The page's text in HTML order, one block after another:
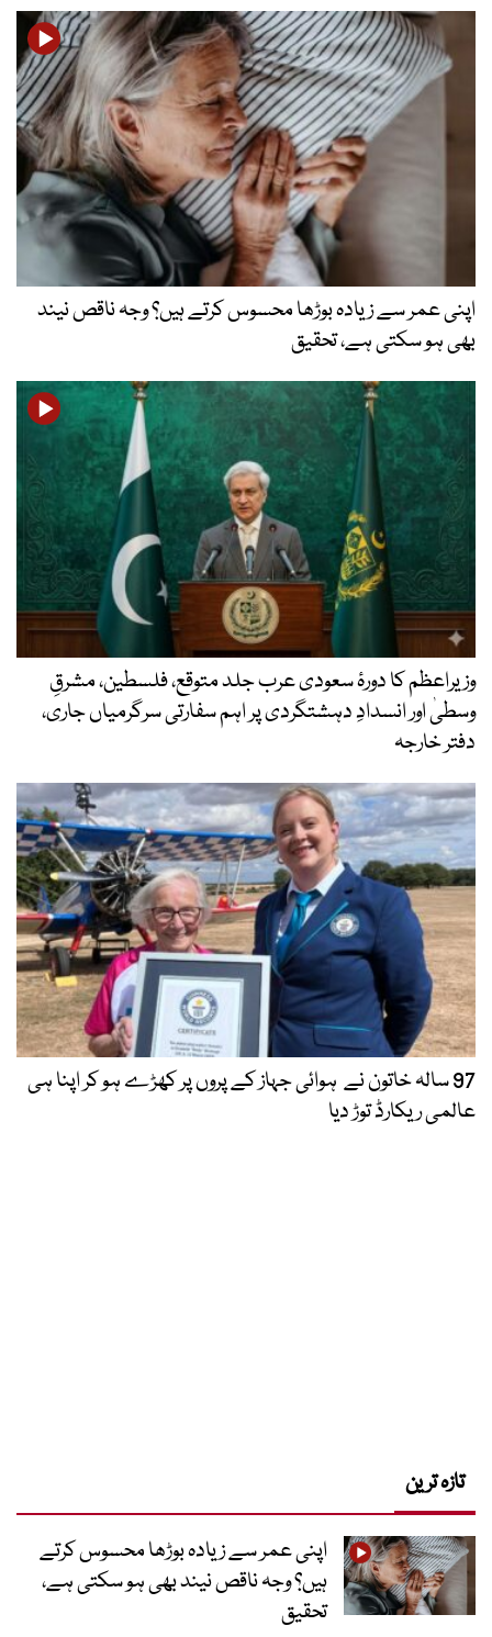
اپنی عمر سے زیادہ بوڑھا محسوس کرتے ہیں؟ وجہ ناقص نیند
بھی ہو سکتی ہے، تحقیق
وزیراعظم کا دورۂ سعودی عرب جلد متوقع، فلسطین، مشرقِ
وسطیٰ اور انسدادِ دہشتگردی پر اہم سفارتی سرگرمیاں جاری،
دفتر خارجہ
97 سالہ خاتون نے ہوائی جہاز کے پروں پر کھڑے ہو کر اپنا ہی
عالمی ریکارڈ توڑ دیا
تازہ ترین
اپنی عمر سے زیادہ بوڑھا محسوس کرتے
ہیں؟ وجہ ناقص نیند بھی ہو سکتی ہے،
تحقیق